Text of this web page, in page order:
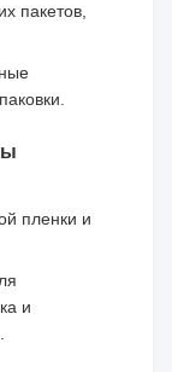
пакетов,
пленки и
и